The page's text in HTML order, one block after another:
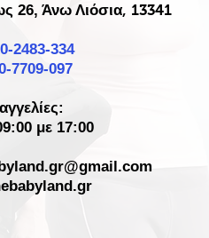
26, Άνω Λιόσια, 13341
2483-334
7709-097
με 17:00